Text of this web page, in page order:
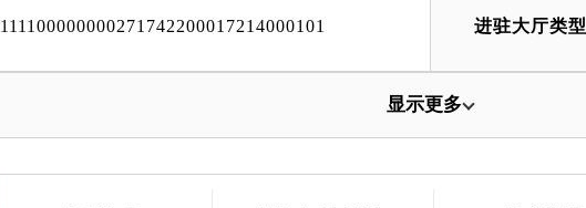
111100000000271742200017214000101 进驻大厅类型
显示更多